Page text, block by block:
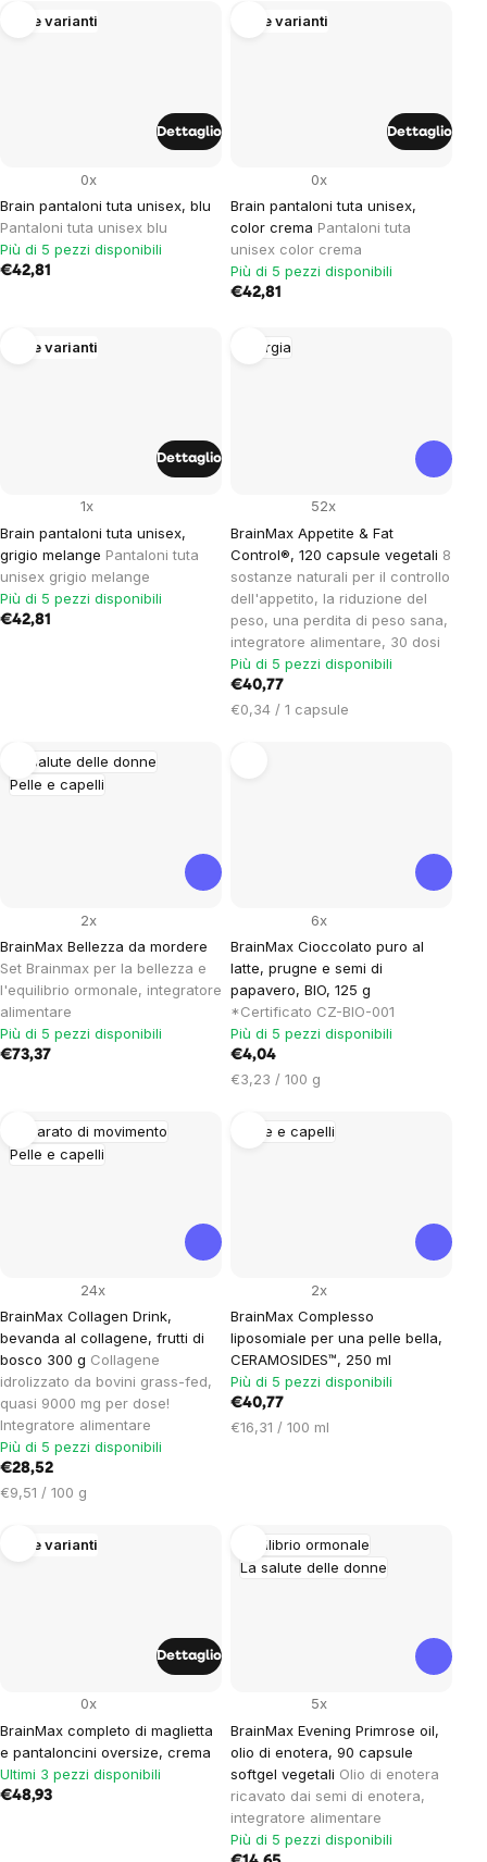
Altre varianti
Brain pantaloni tuta unisex, blu
Pantaloni tuta unisex blu
0x
Più di 5 pezzi disponibili
€42,81
Dettaglio
Altre varianti
Brain pantaloni tuta unisex,
color crema Pantaloni tuta
unisex color crema
0x
Più di 5 pezzi disponibili
€42,81
Dettaglio
Altre varianti
Brain pantaloni tuta unisex,
grigio melange Pantaloni tuta
unisex grigio melange
1x
Più di 5 pezzi disponibili
€42,81
Dettaglio
Energia
BrainMax Appetite & Fat
Control®, 120 capsule vegetali 8
sostanze naturali per il controllo
dell'appetito, la riduzione del
peso, una perdita di peso sana,
integratore alimentare, 30 dosi
52x
Più di 5 pezzi disponibili
€40,77
Prezzo
€0,34 / 1 capsule
La salute delle donne
Pelle e capelli
BrainMax Bellezza da mordere
Set Brainmax per la bellezza e
l'equilibrio ormonale, integratore
alimentare
2x
Più di 5 pezzi disponibili
€73,37
BrainMax Cioccolato puro al
latte, prugne e semi di
papavero, BIO, 125 g
*Certificato CZ-BIO-001
6x
Più di 5 pezzi disponibili
€4,04
Prezzo
€3,23 / 100 g
Apparato di movimento
Pelle e capelli
BrainMax Collagen Drink,
bevanda al collagene, frutti di
bosco 300 g Collagene
idrolizzato da bovini grass-fed,
quasi 9000 mg per dose!
Integratore alimentare
24x
Più di 5 pezzi disponibili
€28,52
Prezzo
€9,51 / 100 g
Pelle e capelli
BrainMax Complesso
liposomiale per una pelle bella,
CERAMOSIDES™, 250 ml
2x
Più di 5 pezzi disponibili
€40,77
Prezzo
€16,31 / 100 ml
Altre varianti
BrainMax completo di maglietta
e pantaloncini oversize, crema
0x
Ultimi 3 pezzi disponibili
€48,93
Dettaglio
Equilibrio ormonale
La salute delle donne
BrainMax Evening Primrose oil,
olio di enotera, 90 capsule
softgel vegetali Olio di enotera
ricavato dai semi di enotera,
integratore alimentare
5x
Più di 5 pezzi disponibili